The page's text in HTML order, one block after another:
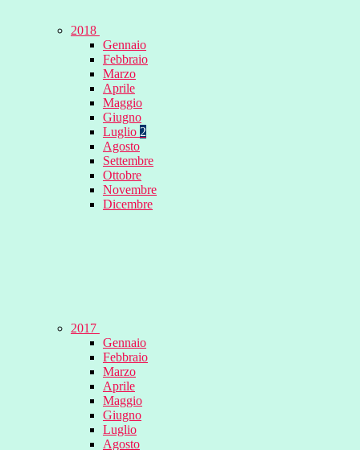
2018
Gennaio
Febbraio
Marzo
Aprile
Maggio
Giugno
Luglio 2
Agosto
Settembre
Ottobre
Novembre
Dicembre
2017
Gennaio
Febbraio
Marzo
Aprile
Maggio
Giugno
Luglio
Agosto